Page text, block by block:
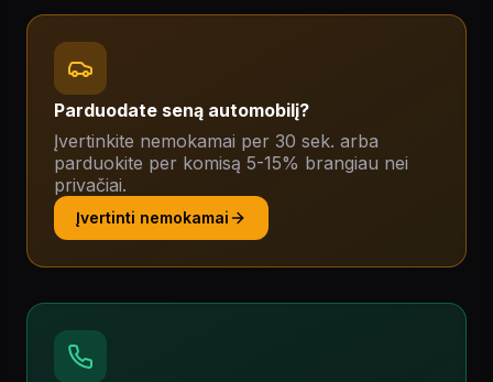
Parduodate seną automobilį?
Įvertinkite nemokamai per 30 sek. arba
parduokite per komisą 5-15% brangiau nei
privačiai.
Įvertinti nemokamai